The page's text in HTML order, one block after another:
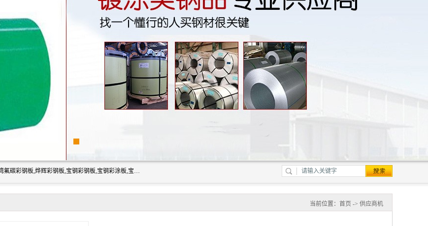
上海志辰实业有限公司主要经销:上海宝钢彩钢卷（宝钢总厂）台湾氟碳彩钢板,烨辉彩钢板,宝钢彩钢板,宝钢彩涂板,宝钢彩钢卷,马钢彩钢板,马钢彩钢卷,镀铝锌钢板,PVDF彩钢板,台湾烨辉彩钢板,高耐候彩钢板,硅改性彩钢板,规格齐全。
当前位置： 首页 -> 供应商机